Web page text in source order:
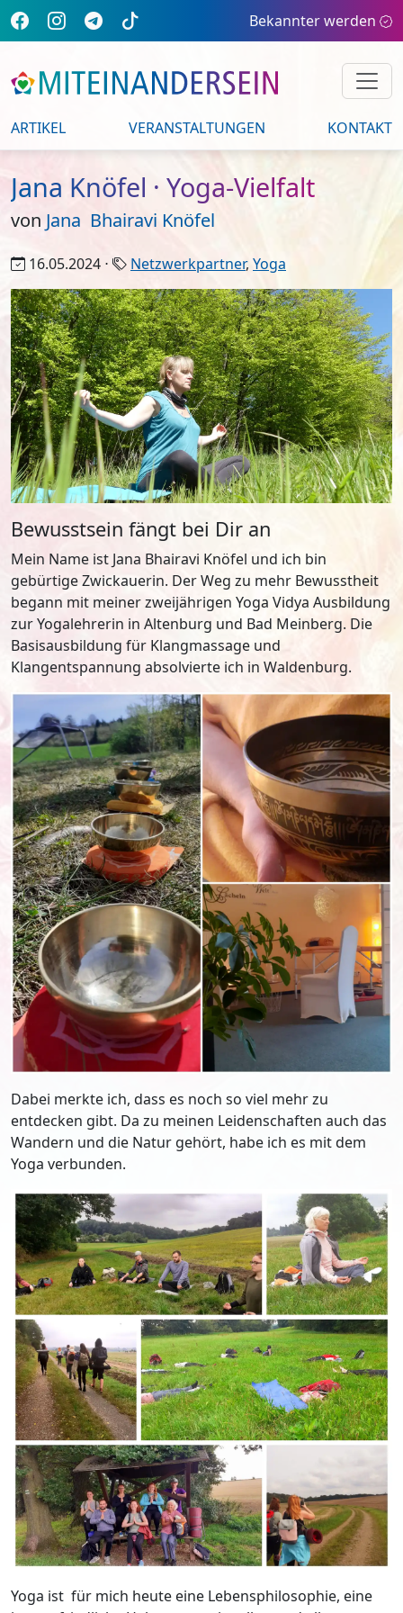
Bekannter werden
ARTIKEL VERANSTALTUNGEN KONTAKT
Jana Knöfel · Yoga-Vielfalt
von Jana Bhairavi Knöfel
16.05.2024 ⋅ Netzwerkpartner, Yoga
Bewusstsein fängt bei Dir an
Mein Name ist Jana Bhairavi Knöfel und ich bin
gebürtige Zwickauerin. Der Weg zu mehr Bewusstheit
begann mit meiner zweijährigen Yoga Vidya Ausbildung
zur Yogalehrerin in Altenburg und Bad Meinberg. Die
Basisausbildung für Klangmassage und
Klangentspannung absolvierte ich in Waldenburg.
Dabei merkte ich, dass es noch so viel mehr zu
entdecken gibt. Da zu meinen Leidenschaften auch das
Wandern und die Natur gehört, habe ich es mit dem
Yoga verbunden.
Yoga ist für mich heute eine Lebensphilosophie, eine